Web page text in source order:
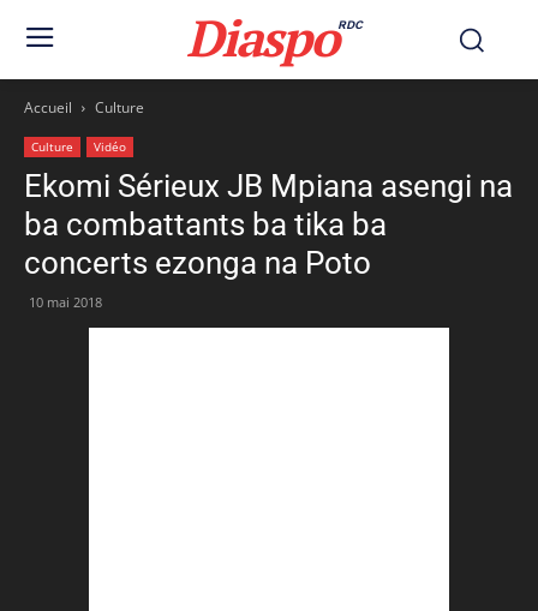
DiaspoRDC
Accueil Culture
Culture Vidéo
Ekomi Sérieux JB Mpiana asengi na
ba combattants ba tika ba
concerts ezonga na Poto
10 mai 2018